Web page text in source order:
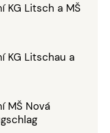
KG Litsch a MŠ
KG Litschau a
MŠ Nová